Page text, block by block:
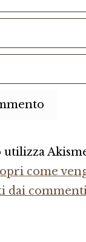
utilizza
come
dai